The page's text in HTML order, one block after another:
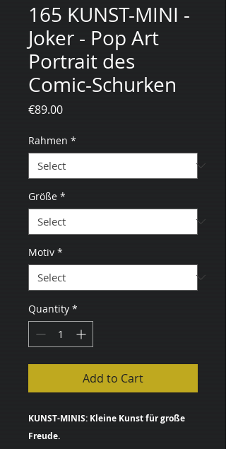
165 KUNST-MINI -
Joker - Pop Art
Portrait des
Comic-Schurken
€89.00Price
Rahmen *
Größe *
Motiv *
Quantity *
Add to Cart
KUNST-MINIS: Kleine Kunst für große
Freude.